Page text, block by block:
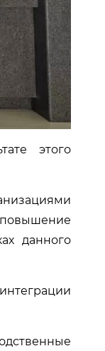
этого
повышение
данного